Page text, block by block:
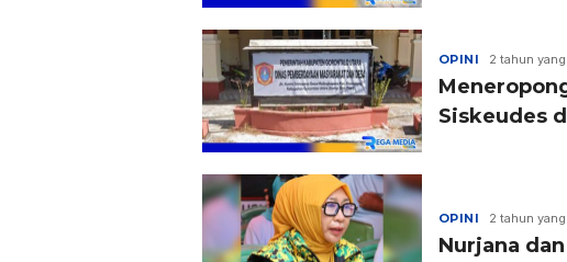
OPINI 2 tahun
Siskeudes
OPINI 2 tahun
Nurjana